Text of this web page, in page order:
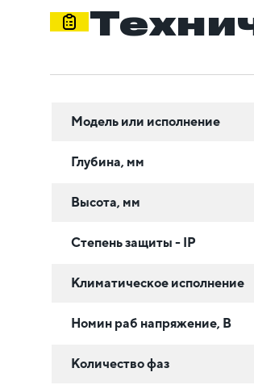
Модель или исполнение
Глубина, мм
Высота, мм
Степень защиты - IP
Климатическое исполнение
Номин раб напряжение, В
Количество фаз